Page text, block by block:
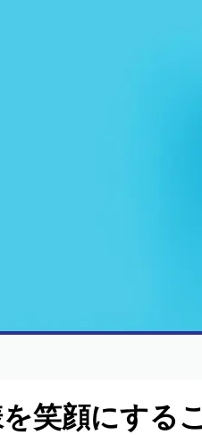
笑顔にする